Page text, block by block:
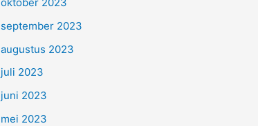
september 2023
augustus 2023
juli 2023
juni 2023
mei 2023